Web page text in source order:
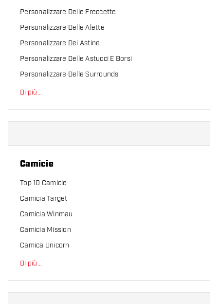
Personalizzare Delle Freccette
Personalizzare Delle Alette
Personalizzare Dei Astine
Personalizzare Delle Astucci E Borsi
Personalizzare Delle Surrounds
Di più...
Camicie
Top 10 Camicie
Camicia Target
Camicia Winmau
Camicia Mission
Camica Unicorn
Di più...